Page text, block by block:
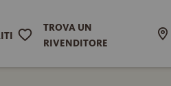
TROVA UN
RIVENDITORE